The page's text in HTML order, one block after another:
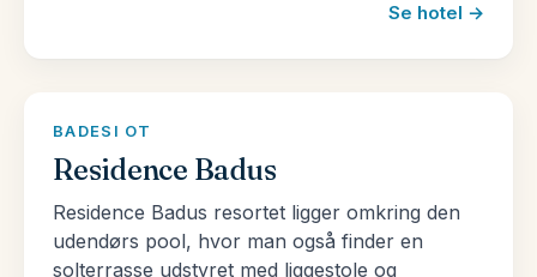
Se hotel →
BADESI OT
Residence Badus
Residence Badus resortet ligger omkring den
udendørs pool, hvor man også finder en
solterrasse udstyret med liggestole og